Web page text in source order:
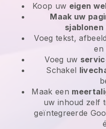
Koop uw eigen
Maak uw
sjablonen
Voeg tekst,
en
Voeg uw
Schakel
Maak een
uw inhoud zelf
geïntegreerde